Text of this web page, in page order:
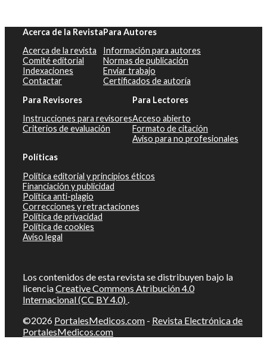
Acerca de la Revista
Acerca de la revista
Comité editorial
Indexaciones
Contactar
Para Autores
Información para autores
Normas de publicación
Enviar trabajo
Certificados de autoría
Para Revisores
Instrucciones para revisores
Criterios de evaluación
Para Lectores
Acceso abierto
Formato de citación
Aviso para no profesionales
Políticas
Política editorial y principios éticos
Financiación y publicidad
Política anti-plagio
Correcciones y retractaciones
Política de privacidad
Política de cookies
Aviso legal
Los contenidos de esta revista se distribuyen bajo la
licenciaCreative Commons Atribución 4.0
Internacional (CC BY 4.0) .
©2026 PortalesMedicos.com - Revista Electrónica de
PortalesMedicos.com